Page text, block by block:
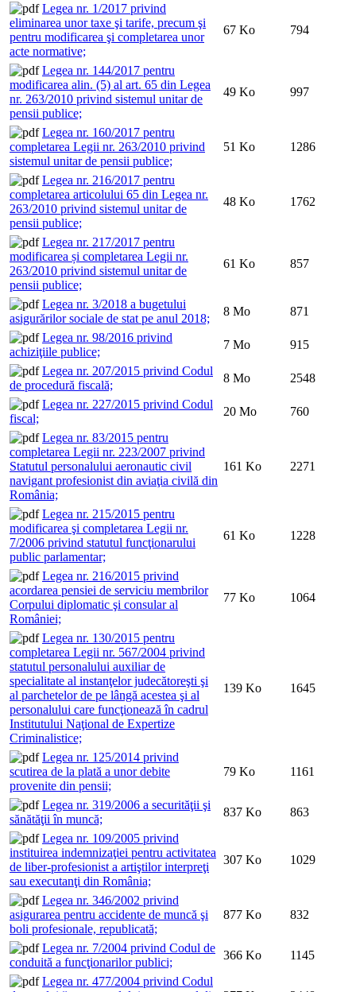
Legea nr. 1/2017 privind
eliminarea unor taxe şi tarife, precum şi
pentru modificarea şi completarea unor
acte normative;
67 Ko 794
Legea nr. 144/2017 pentru
modificarea alin. (5) al art. 65 din Legea
nr. 263/2010 privind sistemul unitar de
pensii publice;
49 Ko 997
Legea nr. 160/2017 pentru
completarea Legii nr. 263/2010 privind
sistemul unitar de pensii publice;
51 Ko 1286
Legea nr. 216/2017 pentru
completarea articolului 65 din Legea nr.
263/2010 privind sistemul unitar de
pensii publice;
48 Ko 1762
Legea nr. 217/2017 pentru
modificarea și completarea Legii nr.
263/2010 privind sistemul unitar de
pensii publice;
61 Ko 857
Legea nr. 3/2018 a bugetului
asigurărilor sociale de stat pe anul 2018;
8 Mo
871
Legea nr. 98/2016 privind
achiziţiile publice;
7 Mo
915
Legea nr. 207/2015 privind Codul
de procedură fiscală;
8 Mo
2548
Legea nr. 227/2015 privind Codul
fiscal;
20 Mo
760
Legea nr. 83/2015 pentru
completarea Legii nr. 223/2007 privind
Statutul personalului aeronautic civil
navigant profesionist din aviaţia civilă din
România;
161 Ko 2271
Legea nr. 215/2015 pentru
modificarea şi completarea Legii nr.
7/2006 privind statutul funcţionarului
public parlamentar;
61 Ko 1228
Legea nr. 216/2015 privind
acordarea pensiei de serviciu membrilor
Corpului diplomatic şi consular al
României;
77 Ko 1064
Legea nr. 130/2015 pentru
completarea Legii nr. 567/2004 privind
statutul personalului auxiliar de
specialitate al instanţelor judecătoreşti şi
al parchetelor de pe lângă acestea şi al
personalului care funcţionează în cadrul
Institutului Naţional de Expertize
Criminalistice;
139 Ko 1645
Legea nr. 125/2014 privind
scutirea de la plată a unor debite
provenite din pensii;
79 Ko 1161
Legea nr. 319/2006 a securităţii şi
sănătăţii în muncă;
837 Ko
863
Legea nr. 109/2005 privind
instituirea indemnizaţiei pentru activitatea
de liber-profesionist a artiştilor interpreţi
sau executanţi din România;
307 Ko 1029
Legea nr. 346/2002 privind
asigurarea pentru accidente de muncă şi
boli profesionale, republicată;
877 Ko 832
Legea nr. 7/2004 privind Codul de
conduită a funcţionarilor publici;
366 Ko
1145
Legea nr. 477/2004 privind Codul